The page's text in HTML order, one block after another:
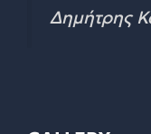
Δημήτρης